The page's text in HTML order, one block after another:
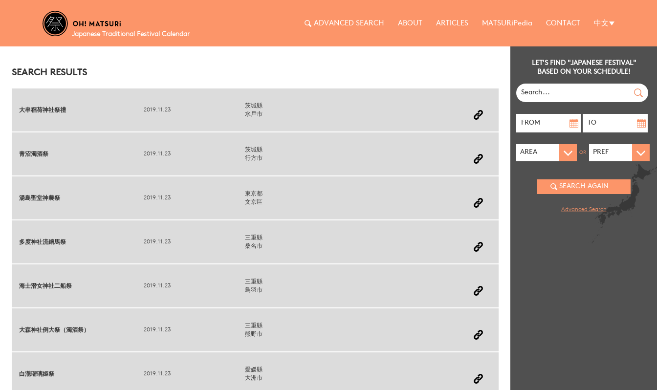
Japanese Traditional Festival Calendar
ADVANCED SEARCH ABOUT ARTICLES MATSURiPedia CONTACT 中文
LET'S FIND "JAPANESE FESTIVAL"
BASED ON YOUR SCHEDULE!
OR
Advanced Search
SEARCH RESULTS
大串稻荷神社祭禮 2019.11.23
茨城縣
水戶市
青沼濁酒祭 2019.11.23
茨城縣
行方市
湯島聖堂神農祭 2019.11.23
東京都
文京區
多度神社流鏑馬祭 2019.11.23
三重縣
桑名市
海士潛女神社二船祭 2019.11.23
三重縣
鳥羽市
大森神社例大祭（濁酒祭） 2019.11.23
三重縣
熊野市
白瀧瑠璃姬祭 2019.11.23
愛媛縣
大洲市